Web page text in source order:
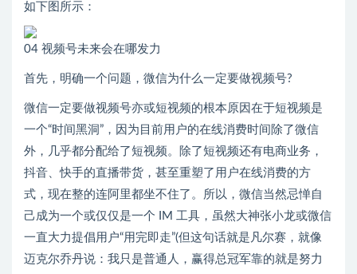
如下图所示：
04 视频号未来会在哪发力
首先，明确一个问题，微信为什么一定要做视频号?
微信一定要做视频号亦或短视频的根本原因在于短视频是
一个“时间黑洞”，因为目前用户的在线消费时间除了微信
外，几乎都分配给了短视频。除了短视频还有电商业务，
抖音、快手的直播带货，甚至重塑了用户在线消费的方
式，现在整的连阿里都坐不住了。所以，微信当然忌惮自
己成为一个或仅仅是一个 IM 工具，虽然大神张小龙或微信
一直大力提倡用户“用完即走”(但这句话就是凡尔赛，就像
迈克尔乔丹说：我只是普通人，赢得总冠军靠的就是努力